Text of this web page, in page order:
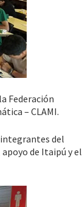
Federación
– CLAMI.
del
de Itaipú y el